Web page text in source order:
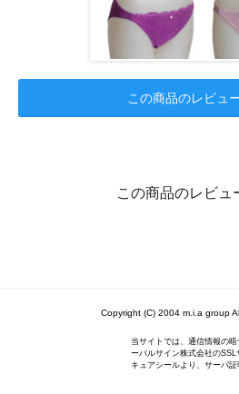
この商品のレビュ
この商品のレビュ
Copyright (C) 2004 m.i.a group
当サイトでは、通信情報の
ーバルサイン株式会社の
キュアシールより、サーバ